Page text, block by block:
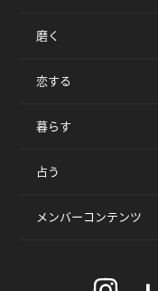
磨く
恋する
暮らす
占う
メンバーコンテンツ